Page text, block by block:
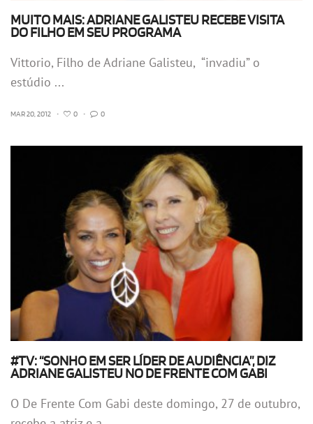
MUITO MAIS: ADRIANE GALISTEU RECEBE VISITA
DO FILHO EM SEU PROGRAMA
Vittorio, Filho de Adriane Galisteu, “invadiu” o
estúdio ...
MAR 20, 2012 • 0 • 0
#TV: “SONHO EM SER LÍDER DE AUDIÊNCIA”, DIZ
ADRIANE GALISTEU NO DE FRENTE COM GABI
O De Frente Com Gabi deste domingo, 27 de outubro,